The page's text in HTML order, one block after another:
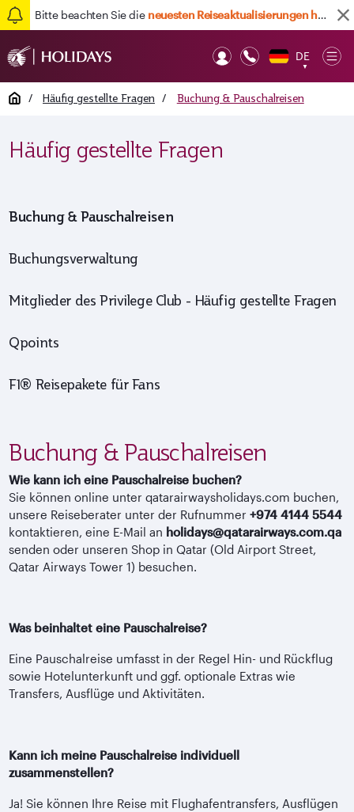
Bitte beachten Sie die neuesten Reiseaktualisierungen hier
DE
▼
Home / Häufig gestellte Fragen / Buchung & Pauschalreisen
Häufig gestellte Fragen
F1® Reisepakete für Fans
Buchung & Pauschalreisen
Buchungsverwaltung
Mitglieder des Privilege Club - Häufig gestellte Fragen
Qpoints
Buchung & Pauschalreisen
Wie kann ich eine Pauschalreise buchen?
Sie können online unter qatarairwaysholidays.com buchen,
unsere Reiseberater unter der Rufnummer+974 4144 5544
kontaktieren, eine E-Mail an holidays@qatarairways.com.qa
senden oder unseren Shop in Qatar (Old Airport Street,
Qatar Airways Tower 1) besuchen.
Was beinhaltet eine Pauschalreise?
Eine Pauschalreise umfasst in der Regel Hin- und Rückflug
sowie Hotelunterkunft und ggf. optionale Extras wie
Transfers, Ausflüge und Aktivitäten.
Kann ich meine Pauschalreise individuell
zusammenstellen?
Ja! Sie können Ihre Reise mit Flughafentransfers, Ausflügen